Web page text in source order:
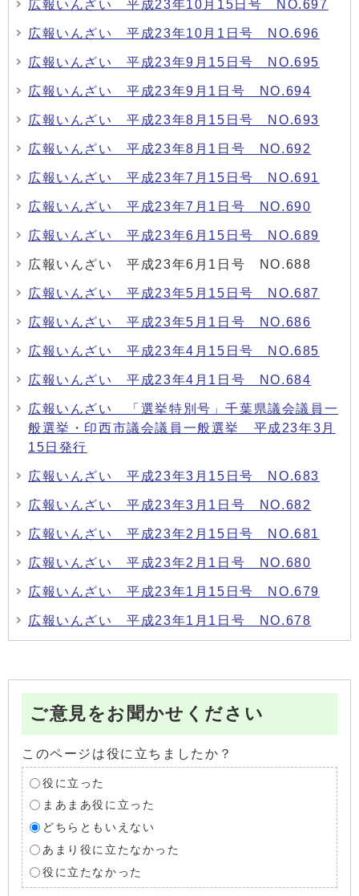
広報いんざい 平成23年10月15日号 NO.697
広報いんざい 平成23年10月1日号 NO.696
広報いんざい 平成23年9月15日号 NO.695
広報いんざい 平成23年9月1日号 NO.694
広報いんざい 平成23年8月15日号 NO.693
広報いんざい 平成23年8月1日号 NO.692
広報いんざい 平成23年7月15日号 NO.691
広報いんざい 平成23年7月1日号 NO.690
広報いんざい 平成23年6月15日号 NO.689
広報いんざい 平成23年6月1日号 NO.688
広報いんざい 平成23年5月15日号 NO.687
広報いんざい 平成23年5月1日号 NO.686
広報いんざい 平成23年4月15日号 NO.685
広報いんざい 平成23年4月1日号 NO.684
広報いんざい 「選挙特別号」千葉県議会議員一
般選挙・印西市議会議員一般選挙 平成23年3月
15日発行
広報いんざい 平成23年3月15日号 NO.683
広報いんざい 平成23年3月1日号 NO.682
広報いんざい 平成23年2月15日号 NO.681
広報いんざい 平成23年2月1日号 NO.680
広報いんざい 平成23年1月15日号 NO.679
広報いんざい 平成23年1月1日号 NO.678
ご意見をお聞かせください
このページは役に立ちましたか？
役に立った
まあまあ役に立った
どちらともいえない
あまり役に立たなかった
役に立たなかった